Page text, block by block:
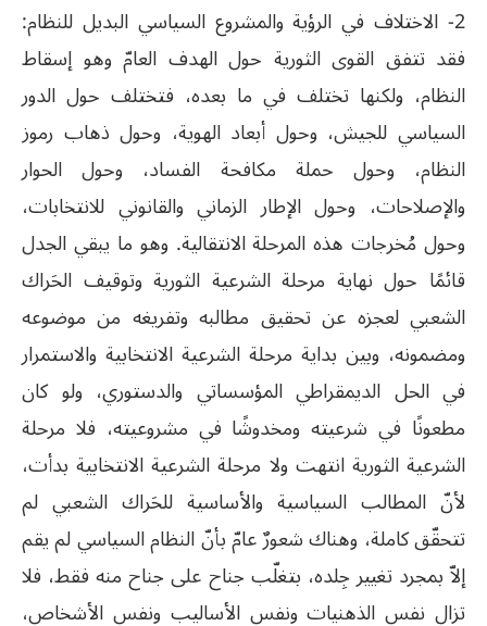
2- الاختلاف في الرؤية والمشروع السياسي البديل للنظام:
فقد تتفق القوى الثورية حول الهدف العامّ وهو إسقاط
النظام، ولكنها تختلف في ما بعده، فتختلف حول الدور
السياسي للجيش، وحول أبعاد الهوية، وحول ذهاب رموز
النظام، وحول حملة مكافحة الفساد، وحول الحوار
والإصلاحات، وحول الإطار الزماني والقانوني للانتخابات،
وحول مُخرجات هذه المرحلة الانتقالية. وهو ما يبقي الجدل
قائمًا حول نهاية مرحلة الشرعية الثورية وتوقيف الحَراك
الشعبي لعجزه عن تحقيق مطالبه وتفريغه من موضوعه
ومضمونه، وبين بداية مرحلة الشرعية الانتخابية والاستمرار
في الحل الديمقراطي المؤسساتي والدستوري، ولو كان
مطعونًا في شرعيته ومخدوشًا في مشروعيته، فلا مرحلة
الشرعية الثورية انتهت ولا مرحلة الشرعية الانتخابية بدأت،
لأنّ المطالب السياسية والأساسية للحَراك الشعبي لم
تتحقّق كاملة، وهناك شعورٌ عامّ بأنّ النظام السياسي لم يقم
إلاّ بمجرد تغيير جِلده، بتغلّب جناح على جناح منه فقط، فلا
تزال نفس الذهنيات ونفس الأساليب ونفس الأشخاص،